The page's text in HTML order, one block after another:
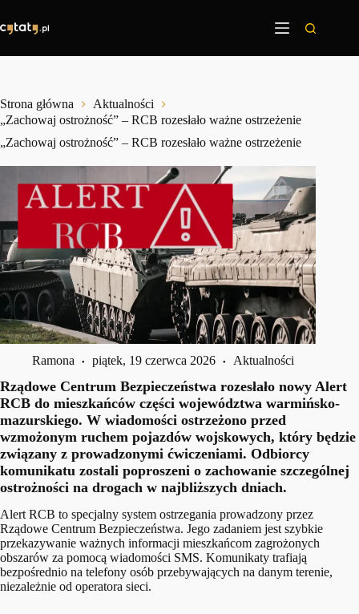
treści
Strona główna
Aktualności
„Zachowaj ostrożność” – RCB rozesłało ważne ostrzeżenie
„Zachowaj ostrożność” – RCB rozesłało ważne ostrzeżenie
Ramona piątek, 19 czerwca 2026 Aktualności
Rządowe Centrum Bezpieczeństwa rozesłało nowy Alert
RCB do mieszkańców części województwa warmińsko-
mazurskiego. W wiadomości ostrzeżono przed
wzmożonym ruchem pojazdów wojskowych, który będzie
związany z prowadzonymi ćwiczeniami. Odbiorcy
komunikatu zostali poproszeni o zachowanie szczególnej
ostrożności na drogach w najbliższych dniach.
Alert RCB to specjalny system ostrzegania prowadzony przez
Rządowe Centrum Bezpieczeństwa. Jego zadaniem jest szybkie
przekazywanie ważnych informacji mieszkańcom zagrożonych
obszarów za pomocą wiadomości SMS. Komunikaty trafiają
bezpośrednio na telefony osób przebywających na danym terenie,
niezależnie od operatora sieci.